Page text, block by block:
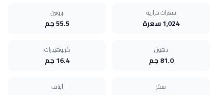
سعرات حرارية
1,024 سعرة
بروتين
55.5 جم
دهون
81.0 جم
كربوهيدرات
16.4 جم
سكر ألياف